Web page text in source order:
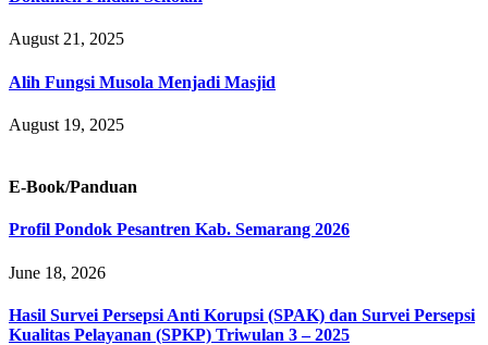
August 21, 2025
Alih Fungsi Musola Menjadi Masjid
August 19, 2025
E-Book/Panduan
Profil Pondok Pesantren Kab. Semarang 2026
June 18, 2026
Hasil Survei Persepsi Anti Korupsi (SPAK) dan Survei Persepsi
Kualitas Pelayanan (SPKP) Triwulan 3 – 2025